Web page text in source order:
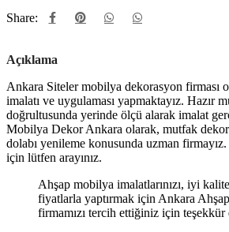
Share:
Açıklama
Ankara Siteler mobilya dekorasyon firması
imalatı ve uygulaması yapmaktayız. Hazır
doğrultusunda yerinde ölçü alarak imalat
Mobilya Dekor Ankara olarak, mutfak
dolabı yenileme konusunda uzman
için lütfen arayınız.
Ahşap mobilya imalatlarınızı, iyi
fiyatlarla yaptırmak için Ankara
firmamızı tercih ettiğiniz için teşekkür